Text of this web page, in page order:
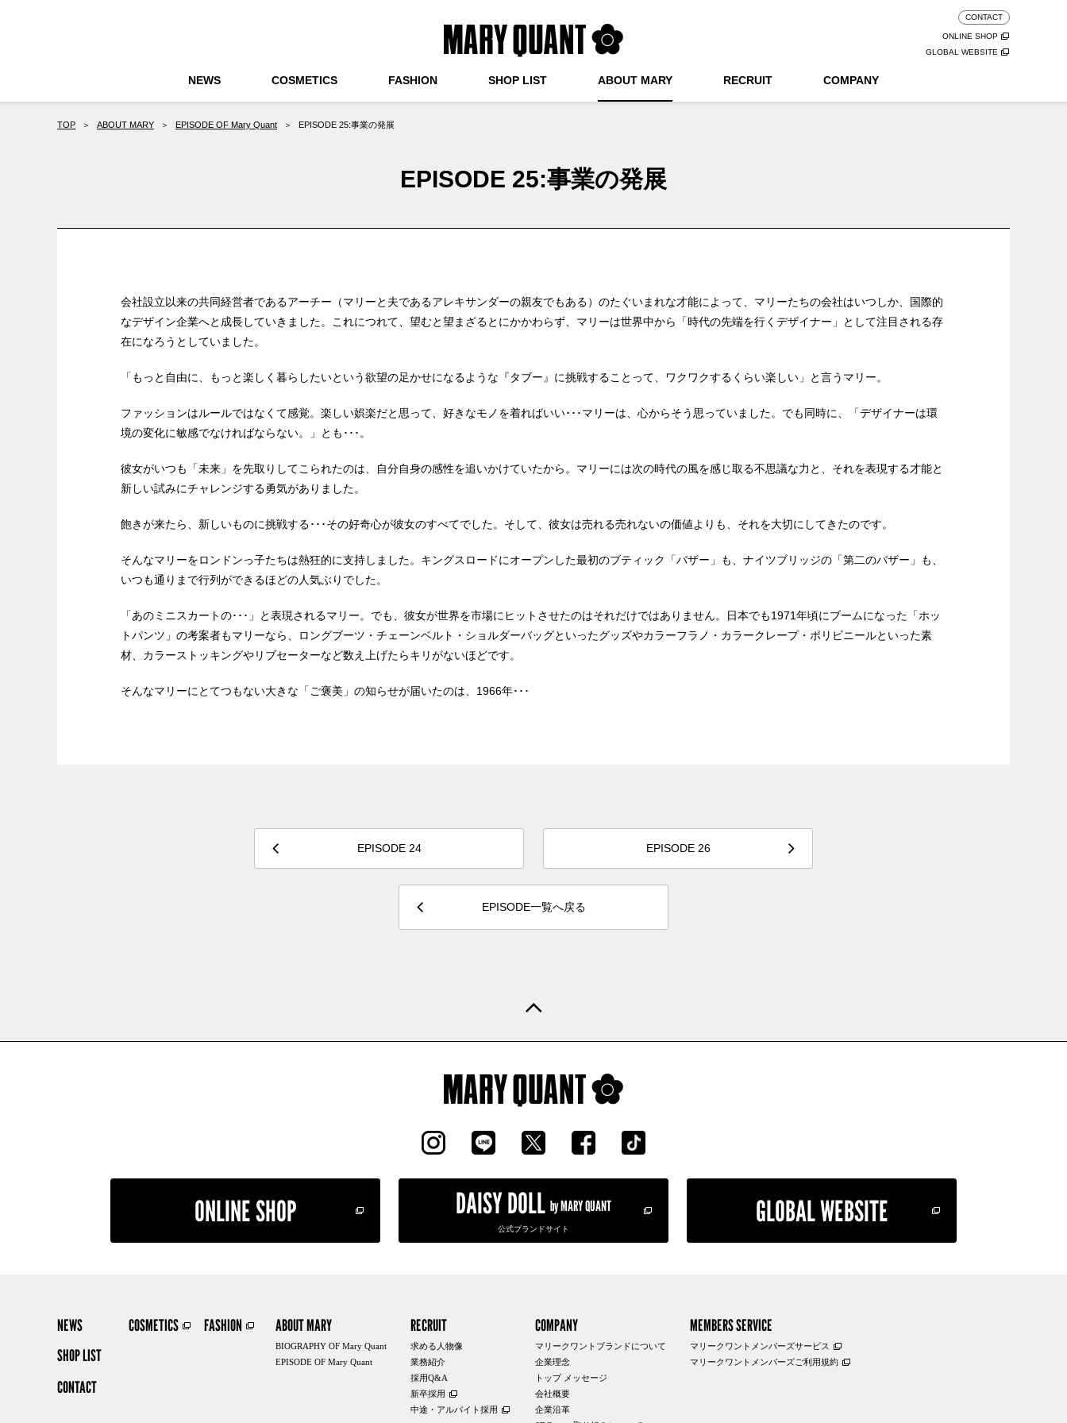
CONTACT
ONLINE SHOP
GLOBAL WEBSITE
NEWS COSMETICS FASHION SHOP LIST ABOUT MARY RECRUIT COMPANY
TOP ＞ ABOUT MARY ＞ EPISODE OF Mary Quant ＞ EPISODE 25:事業の発展
EPISODE 25:事業の発展
会社設立以来の共同経営者であるアーチー（マリーと夫であるアレキサンダーの親友でもある）のたぐいまれな才能によって、マリーたちの会社はいつしか、国際的
なデザイン企業へと成長していきました。これにつれて、望むと望まざるとにかかわらず、マリーは世界中から「時代の先端を行くデザイナー」として注目される存
在になろうとしていました。
「もっと自由に、もっと楽しく暮らしたいという欲望の足かせになるような『タブー』に挑戦することって、ワクワクするくらい楽しい」と言うマリー。
ファッションはルールではなくて感覚。楽しい娯楽だと思って、好きなモノを着ればいい･･･マリーは、心からそう思っていました。でも同時に、「デザイナーは環
境の変化に敏感でなければならない。」とも･･･。
彼女がいつも「未来」を先取りしてこられたのは、自分自身の感性を追いかけていたから。マリーには次の時代の風を感じ取る不思議な力と、それを表現する才能と
新しい試みにチャレンジする勇気がありました。
飽きが来たら、新しいものに挑戦する･･･その好奇心が彼女のすべてでした。そして、彼女は売れる売れないの価値よりも、それを大切にしてきたのです。
そんなマリーをロンドンっ子たちは熱狂的に支持しました。キングスロードにオープンした最初のブティック「バザー」も、ナイツブリッジの「第二のバザー」も、
いつも通りまで行列ができるほどの人気ぶりでした。
「あのミニスカートの･･･」と表現されるマリー。でも、彼女が世界を市場にヒットさせたのはそれだけではありません。日本でも1971年頃にブームになった「ホッ
トパンツ」の考案者もマリーなら、ロングブーツ・チェーンベルト・ショルダーバッグといったグッズやカラーフラノ・カラークレープ・ポリビニールといった素
材、カラーストッキングやリブセーターなど数え上げたらキリがないほどです。
そんなマリーにとてつもない大きな「ご褒美」の知らせが届いたのは、1966年･･･
EPISODE 24 EPISODE 26
EPISODE一覧へ戻る
ONLINE SHOP DAISY DOLL by MARY QUANT
公式ブランドサイト
GLOBAL WEBSITE
NEWS COSMETICS FASHION ABOUT MARY
BIOGRAPHY OF Mary Quant
EPISODE OF Mary Quant
RECRUIT
求める人物像
業務紹介
採用Q&A
新卒採用
中途・アルバイト採用
COMPANY
マリークワントブランドについて
企業理念
トップ メッセージ
会社概要
企業沿革
MEMBERS SERVICE
マリークワントメンバーズサービス
マリークワントメンバーズご利用規約
SHOP LIST
CONTACT